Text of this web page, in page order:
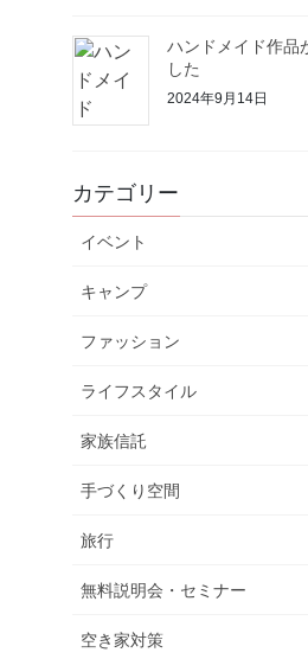
ハンドメイド作品
した
2024年9月14日
カテゴリー
イベント
キャンプ
ファッション
ライフスタイル
家族信託
手づくり空間
旅行
無料説明会・セミナー
空き家対策